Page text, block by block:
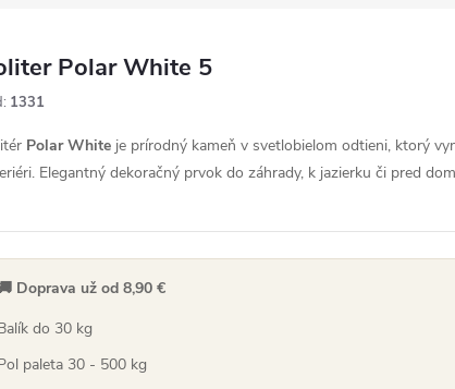
Polar White 5
1331
Polar White je prírodný kameň v svetlobielom odtieni, ktorý
Elegantný dekoračný prvok do záhrady, k jazierku či pred
Doprava už od 8,90 €
do 30 kg
paleta 30 - 500 kg